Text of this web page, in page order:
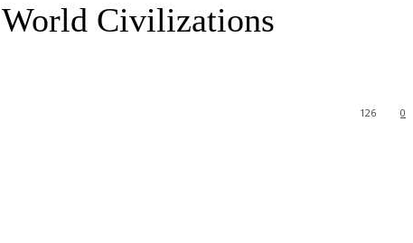
World Civilizations
0
126